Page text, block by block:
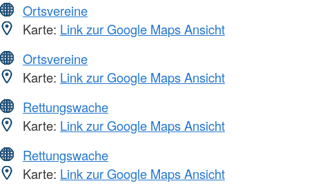
Ortsvereine
Karte: Link zur Google Maps Ansicht
Ortsvereine
Karte: Link zur Google Maps Ansicht
Rettungswache
Karte: Link zur Google Maps Ansicht
Rettungswache
Karte: Link zur Google Maps Ansicht